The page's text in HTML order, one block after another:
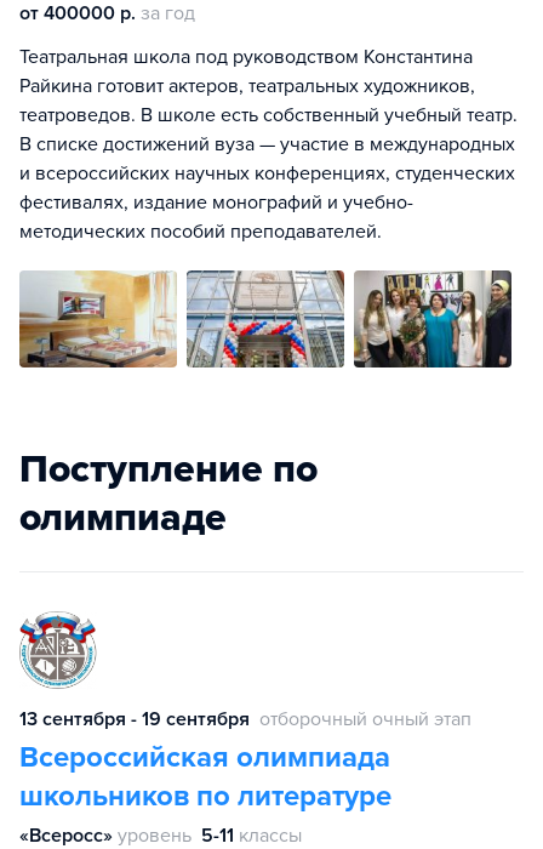
от 400000 р. за год
Театральная школа под руководством Константина
Райкина готовит актеров, театральных художников,
театроведов. В школе есть собственный учебный театр.
В списке достижений вуза — участие в международных
и всероссийских научных конференциях, студенческих
фестивалях, издание монографий и учебно-
методических пособий преподавателей.
Поступление по
олимпиаде
13 сентября - 19 сентября отборочный очный этап
Всероссийская олимпиада
школьников по литературе
«Всеросс» уровень 5-11 классы